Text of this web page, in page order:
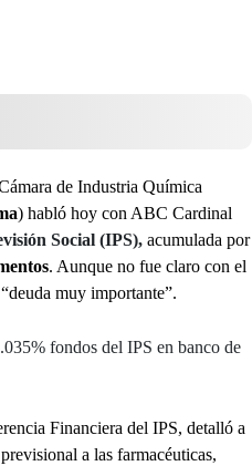
de Industria Química
) habló hoy con ABC Cardinal
Social (IPS), acumulada por
. Aunque no fue claro con el
muy importante”.
fondos del IPS en banco de
Financiera del IPS, detalló a
a las farmacéuticas,